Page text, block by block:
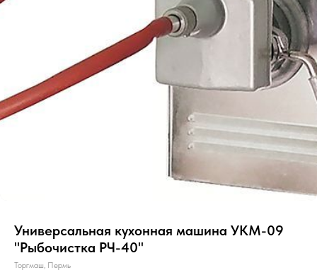
Универсальная кухонная машина УКМ-09
"Рыбочистка РЧ-40"
Торгмаш, Пермь